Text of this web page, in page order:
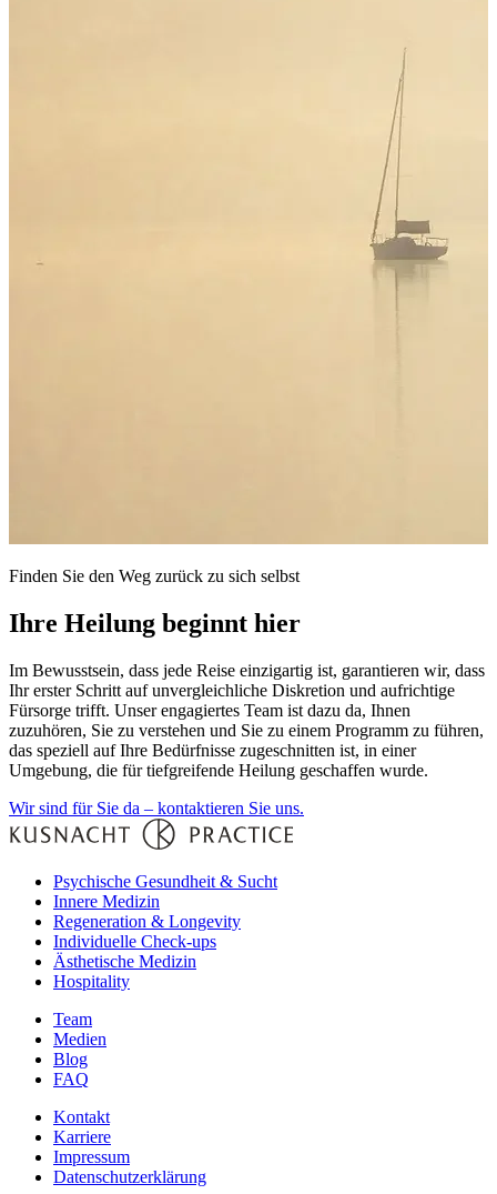
Finden Sie den Weg zurück zu sich selbst
Ihre Heilung beginnt hier
Im Bewusstsein, dass jede Reise einzigartig ist, garantieren wir, dass
Ihr erster Schritt auf unvergleichliche Diskretion und aufrichtige
Fürsorge trifft. Unser engagiertes Team ist dazu da, Ihnen
zuzuhören, Sie zu verstehen und Sie zu einem Programm zu führen,
das speziell auf Ihre Bedürfnisse zugeschnitten ist, in einer
Umgebung, die für tiefgreifende Heilung geschaffen wurde.
Wir sind für Sie da – kontaktieren Sie uns.
Psychische Gesundheit & Sucht
Innere Medizin
Regeneration & Longevity
Individuelle Check-ups
Ästhetische Medizin
Hospitality
Team
Medien
Blog
FAQ
Kontakt
Karriere
Impressum
Datenschutzerklärung